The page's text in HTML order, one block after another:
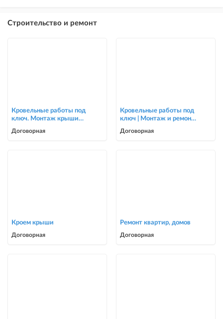
Строительство и ремонт
Кровельные работы под
ключ. Монтаж крыши
коттеджей
Договорная
Кровельные работы под
ключ | Монтаж и ремонт
Договорная
Кроем крыши
Договорная
Ремонт квартир, домов
Договорная